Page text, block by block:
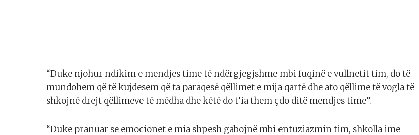
“Duke njohur ndikim e mendjes time të ndërgjegjshme mbi fuqinë e vullnetit tim, do të
mundohem që të kujdesem që ta paraqesë qëllimet e mija qartë dhe ato qëllime të vogla të
shkojnë drejt qëllimeve të mëdha dhe këtë do t’ia them çdo ditë mendjes time”.
“Duke pranuar se emocionet e mia shpesh gabojnë mbi entuziazmin tim, shkolla ime